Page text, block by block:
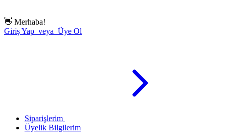
👋 Merhaba!
Giriş Yap veya Üye Ol
Siparişlerim
Üyelik Bilgilerim